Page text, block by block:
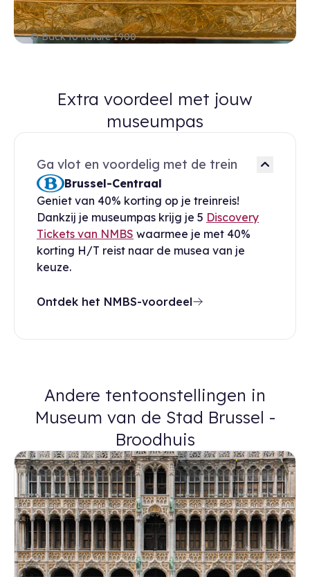
© Back to nature 1900
Extra voordeel met jouw
museumpas
Ga vlot en voordelig met de trein
Brussel-Centraal
Geniet van 40% korting op je treinreis!
Dankzij je museumpas krijg je 5 Discovery
Tickets van NMBS waarmee je met 40%
korting H/T reist naar de musea van je
keuze.
Ontdek het NMBS-voordeel
Andere tentoonstellingen in
Museum van de Stad Brussel -
Broodhuis